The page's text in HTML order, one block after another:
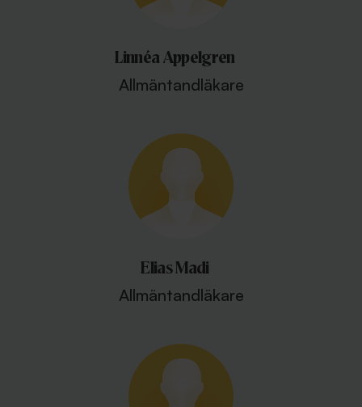
Linnéa Appelgren
Allmäntandläkare
Elias Madi
Allmäntandläkare